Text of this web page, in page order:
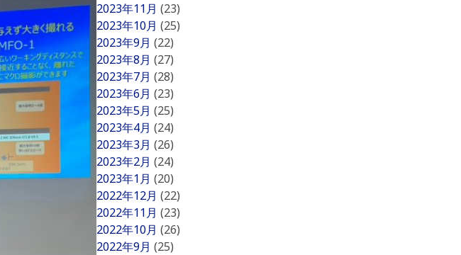
2023年11月 (23)
2023年10月 (25)
2023年9月 (22)
2023年8月 (27)
2023年7月 (28)
2023年6月 (23)
2023年5月 (25)
2023年4月 (24)
2023年3月 (26)
2023年2月 (24)
2023年1月 (20)
2022年12月 (22)
2022年11月 (23)
2022年10月 (26)
2022年9月 (25)